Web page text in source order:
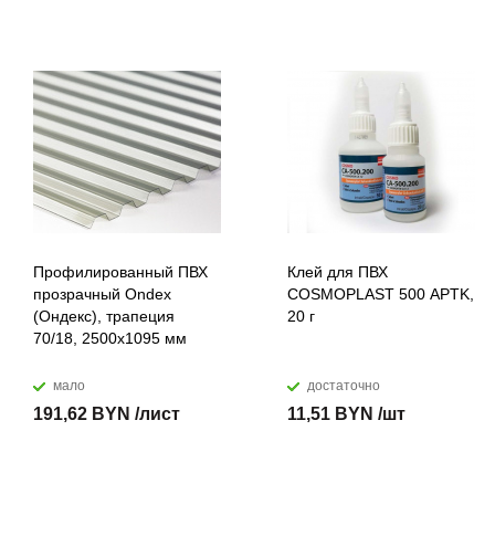
Профилированный ПВХ
прозрачный Ondex
(Ондекс), трапеция
70/18, 2500х1095 мм
мало
191,62 BYN /лист
Клей для ПВХ
COSMOPLAST 500 APTK,
20 г
достаточно
11,51 BYN /шт